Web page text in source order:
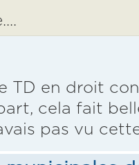
TD en droit
cela fait
pas vu